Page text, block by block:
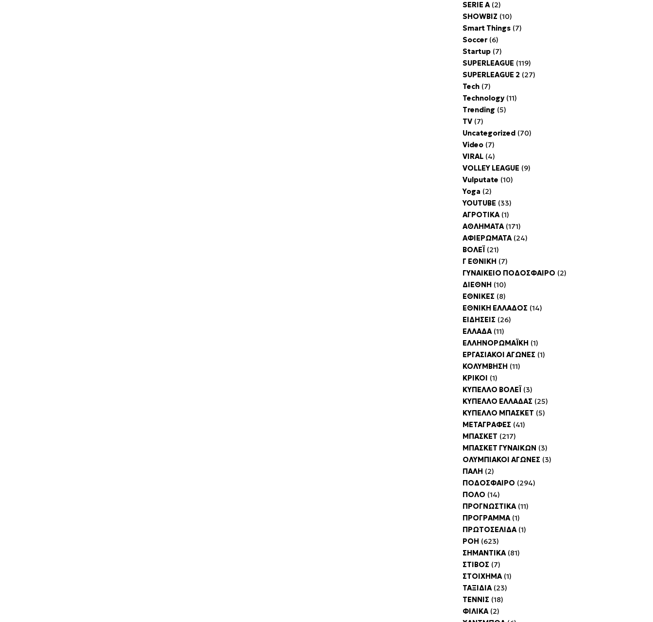
SERIE A(2)
SHOWBIZ (10)
Smart Things (7)
Soccer(6)
Startup (7)
SUPERLEAGUE (119)
SUPERLEAGUE 2 (27)
Tech (7)
Technology(11)
Trending (5)
TV (7)
Uncategorized (70)
Video (7)
VIRAL (4)
VOLLEY LEAGUE (9)
Vulputate (10)
Yoga (2)
YOUTUBE (33)
ΑΓΡΟΤΙΚΑ(1)
ΑΘΛΗΜΑΤΑ(171)
ΑΦΙΕΡΩΜΑΤΑ(24)
ΒΟΛΕΪ (21)
Γ ΕΘΝΙΚΗ (7)
ΓΥΝΑΙΚΕΙΟ ΠΟΔΟΣΦΑΙΡΟ (2)
ΔΙΕΘΝΗ (10)
ΕΘΝΙΚΕΣ (8)
ΕΘΝΙΚΗ ΕΛΛΑΔΟΣ (14)
ΕΙΔΗΣΕΙΣ (26)
ΕΛΛΑΔΑ(11)
ΕΛΛΗΝΟΡΩΜΑΪΚΗ (1)
ΕΡΓΑΣΙΑΚΟΙ ΑΓΩΝΕΣ (1)
ΚΟΛΥΜΒΗΣΗ (11)
ΚΡΙΚΟΙ (1)
ΚΥΠΕΛΛΟ ΒΟΛΕΪ (3)
ΚΥΠΕΛΛΟ ΕΛΛΑΔΑΣ (25)
ΚΥΠΕΛΛΟ ΜΠΑΣΚΕΤ (5)
ΜΕΤΑΓΡΑΦΕΣ (41)
ΜΠΑΣΚΕΤ (217)
ΜΠΑΣΚΕΤ ΓΥΝΑΙΚΩΝ (3)
ΟΛΥΜΠΙΑΚΟΙ ΑΓΩΝΕΣ (3)
ΠΑΛΗ (2)
ΠΟΔΟΣΦΑΙΡΟ (294)
ΠΟΛΟ (14)
ΠΡΟΓΝΩΣΤΙΚΑ(11)
ΠΡΟΓΡΑΜΜΑ(1)
ΠΡΩΤΟΣΕΛΙΔΑ(1)
ΡΟΗ (623)
ΣΗΜΑΝΤΙΚΑ(81)
ΣΤΙΒΟΣ (7)
ΣΤΟΙΧΗΜΑ(1)
ΤΑΞΙΔΙΑ(23)
ΤΕΝΝΙΣ (18)
ΦΙΛΙΚΑ(2)